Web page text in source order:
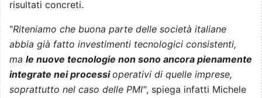
risultati concreti.
"Riteniamo che buona parte delle società italiane
abbia già fatto investimenti tecnologici consistenti,
ma le nuove tecnologie non sono ancora pienamente
integrate nei processioperativi di quelle imprese,
soprattutto nel caso delle PMI", spiega infatti Michele